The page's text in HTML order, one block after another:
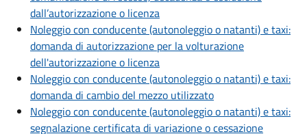
dall’autorizzazione o licenza
Noleggio con conducente (autonoleggio o natanti) e taxi:
domanda di autorizzazione per la volturazione
dell'autorizzazione o licenza
Noleggio con conducente (autonoleggio o natanti) e taxi:
domanda di cambio del mezzo utilizzato
Noleggio con conducente (autonoleggio o natanti) e taxi:
segnalazione certificata di variazione o cessazione